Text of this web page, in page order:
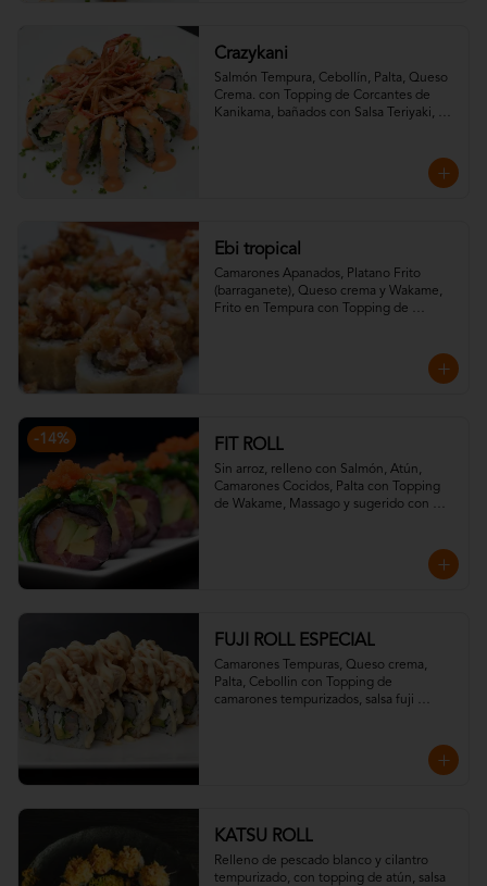
Crazykani
Salmón Tempura, Cebollín, Palta, Queso
Crema. con Topping de Corcantes de
Kanikama, bañados con Salsa Teriyaki,
Ebi tropical
Camarones Apanados, Platano Frito
(barraganete), Queso crema y Wakame,
Frito en Tempura con Topping de
-14% FIT ROLL
Sin arroz, relleno con Salmón, Atún,
Camarones Cocidos, Palta con Topping
de Wakame, Massago y sugerido con
FUJI ROLL ESPECIAL
Camarones Tempuras, Queso crema,
Palta, Cebollin con Topping de
camarones tempurizados, salsa fuji
KATSU ROLL
Relleno de pescado blanco y cilantro
tempurizado, con topping de atún, salsa